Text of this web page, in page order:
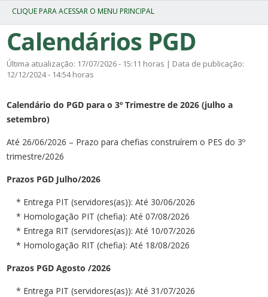
Calendários PGD
Última atualização: 17/07/2026 - 15:11 horas | Data de publicação:
12/12/2024 - 14:54 horas
Calendário do PGD para o 3º Trimestre de 2026 (julho a
setembro)
Até 26/06/2026 – Prazo para chefias construírem o PES do 3º
trimestre/2026
Prazos PGD Julho/2026
* Entrega PIT (servidores(as)): Até 30/06/2026
* Homologação PIT (chefia): Até 07/08/2026
* Entrega RIT (servidores(as)): Até 10/07/2026
* Homologação RIT (chefia): Até 18/08/2026
Prazos PGD Agosto /2026
* Entrega PIT (servidores(as)): Até 31/07/2026